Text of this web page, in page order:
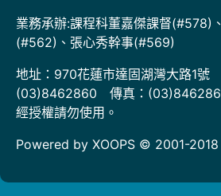
業務承辦:課程科董嘉傑課督(#578)
(#562)、張心秀幹事(#569)
地址：970花蓮市達固湖灣大路1號
(03)8462860 傳真：
經授權請勿使用。
Powered by XOOPS © 2001-2018